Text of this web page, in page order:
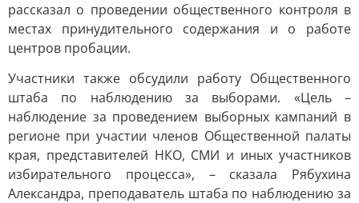
рассказал о проведении общественного контроля в
местах принудительного содержания и о работе
центров пробации.
Участники также обсудили работу Общественного
штаба по наблюдению за выборами. «Цель –
наблюдение за проведением выборных кампаний в
регионе при участии членов Общественной палаты
края, представителей НКО, СМИ и иных участников
избирательного процесса», – сказала Рябухина
Александра, преподаватель штаба по наблюдению за